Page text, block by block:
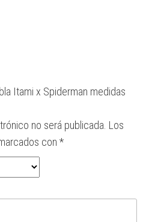
Itami x Spiderman medidas
no será publicada. Los
con *